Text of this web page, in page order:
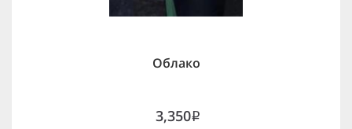
Облако
3,350i